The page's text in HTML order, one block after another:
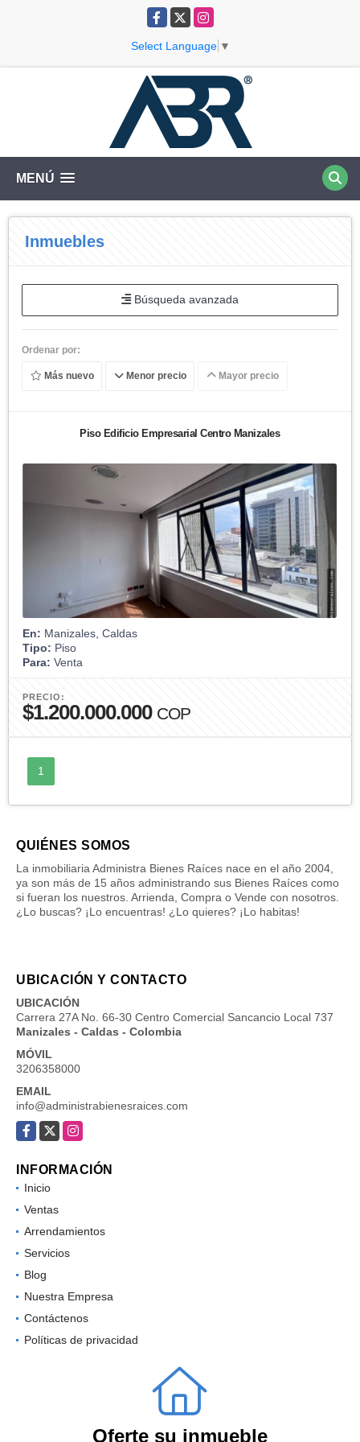
Facebook
X Instagram
Select Language ▼
MENÚ
Inmuebles
Búsqueda avanzada
Ordenar por:
Más nuevo Menor precio Mayor precio
Piso Edificio Empresarial Centro Manizales
En: Manizales, Caldas
Tipo: Piso
Para: Venta
PRECIO:
$1.200.000.000 COP
1
QUIÉNES SOMOS
La inmobiliaria Administra Bienes Raíces nace en el año 2004,
ya son más de 15 años administrando sus Bienes Raíces como
si fueran los nuestros. Arrienda, Compra o Vende con nosotros.
¿Lo buscas? ¡Lo encuentras! ¿Lo quieres? ¡Lo habitas!
UBICACIÓN Y CONTACTO
UBICACIÓN
Carrera 27A No. 66-30 Centro Comercial Sancancio Local 737
Manizales - Caldas - Colombia
MÓVIL
3206358000
EMAIL
info@administrabienesraices.com
Facebook
X Instagram
INFORMACIÓN
Inicio
Ventas
Arrendamientos
Servicios
Blog
Nuestra Empresa
Contáctenos
Políticas de privacidad
Oferte su inmueble